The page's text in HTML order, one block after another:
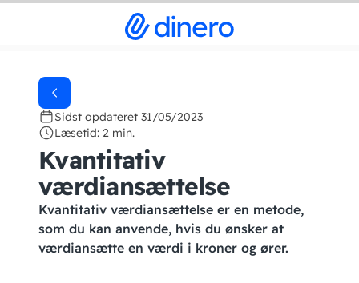
Sidst opdateret 31/05/2023
Læsetid: 2 min.
Kvantitativ
værdiansættelse
Kvantitativ værdiansættelse er en metode,
som du kan anvende, hvis du ønsker at
værdiansætte en værdi i kroner og ører.